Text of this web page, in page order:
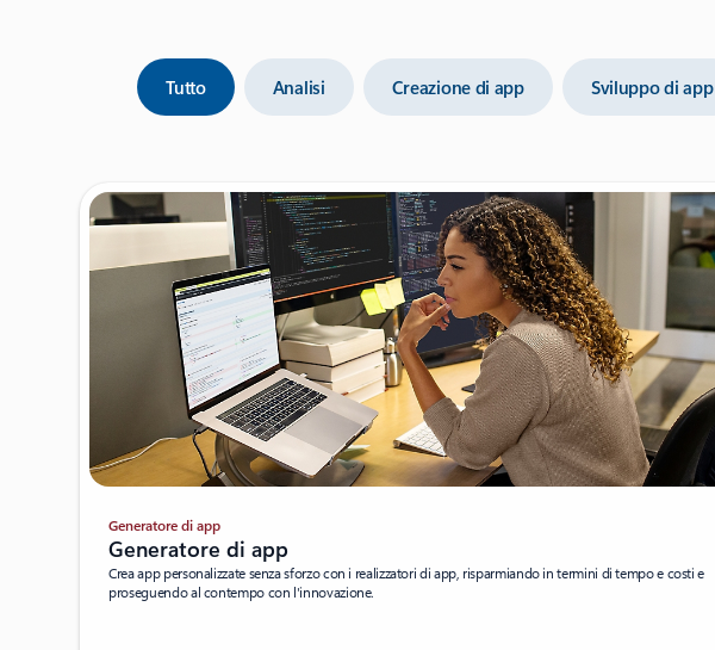
Tutto Analisi Creazione di app Sviluppo di app
Generatore di app
Generatore di app
Crea app personalizzate senza sforzo con i realizzatori di app, risparmiando in termini di tempo e costi e
proseguendo al contempo con l'innovazione.